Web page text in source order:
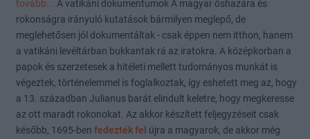
tovább... A vatikáni dokumentumok A magyar őshazára és
rokonságra irányuló kutatások bármilyen meglepő, de
meglehetősen jól dokumentáltak - csak éppen nem itthon, hanem
a vatikáni levéltárban bukkantak rá az iratokra. A középkorban a
papok és szerzetesek a hitéleti mellett tudományos munkát is
végeztek, történelemmel is foglalkoztak, így eshetett meg az, hogy
a 13. században Julianus barát elindult keletre, hogy megkeresse
az ott maradt rokonokat. Az akkor készített feljegyzéseit csak
később, 1695-ben fedezték fel újra a magyarok, de akkor még